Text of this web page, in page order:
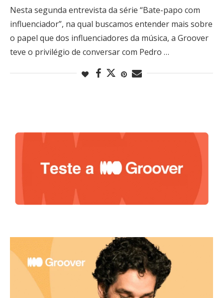
Nesta segunda entrevista da série “Bate-papo com
influenciador”, na qual buscamos entender mais sobre
o papel que dos influenciadores da música, a Groover
teve o privilégio de conversar com Pedro …